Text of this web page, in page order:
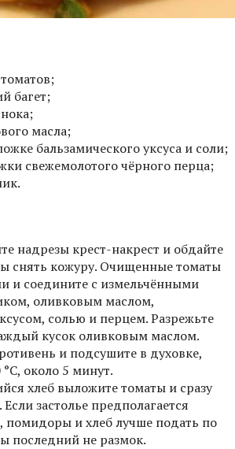
багет;
масла;
бальзамического уксуса и соли;
свежемолотого чёрного перца;
надрезы крест-накрест и обдайте
снять кожуру. Очищенные томаты
и соедините с измельчёнными
оливковым маслом,
солью и перцем. Разрежьте
кусок оливковым маслом.
и подсушите в духовке,
около 5 минут.
хлеб выложите томаты и сразу
застолье предполагается
помидоры и хлеб лучше подать по
последний не размок.